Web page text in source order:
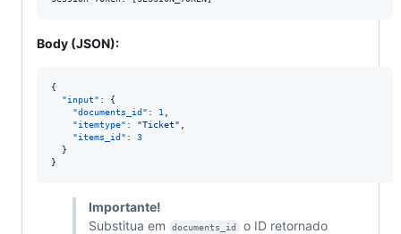
Body (JSON):
{
"input" : {
"documents_id" : 1
"itemtype" : "Ticket"
"items_id" : 3
  }
}
Importante!
Substitua em
documents_id
o ID retornado